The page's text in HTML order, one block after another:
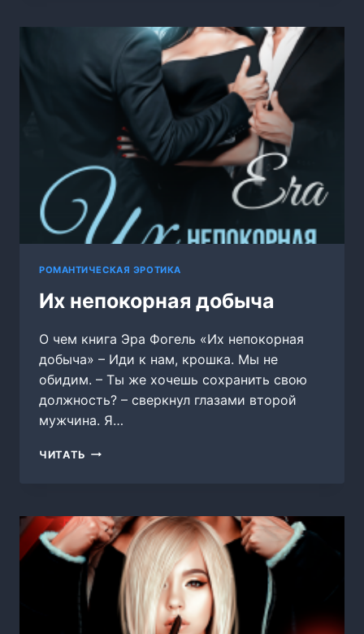
РОМАНТИЧЕСКАЯ ЭРОТИКА
Их непокорная добыча
О чем книга Эра Фогель «Их непокорная
добыча» – Иди к нам, крошка. Мы не
обидим. – Ты же хочешь сохранить свою
должность? – сверкнул глазами второй
мужчина. Я…
ЧИТАТЬ ИХ